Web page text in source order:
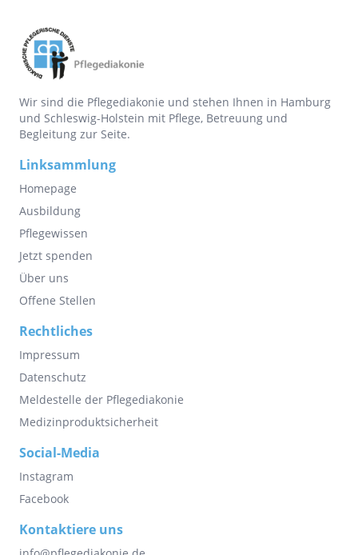
Wir sind die Pflegediakonie und stehen Ihnen in Hamburg
und Schleswig-Holstein mit Pflege, Betreuung und
Begleitung zur Seite.
Linksammlung
Homepage
Ausbildung
Pflegewissen
Jetzt spenden
Über uns
Offene Stellen
Rechtliches
Impressum
Datenschutz
Meldestelle der Pflegediakonie
Medizinproduktsicherheit
Social-Media
Instagram
Facebook
Kontaktiere uns